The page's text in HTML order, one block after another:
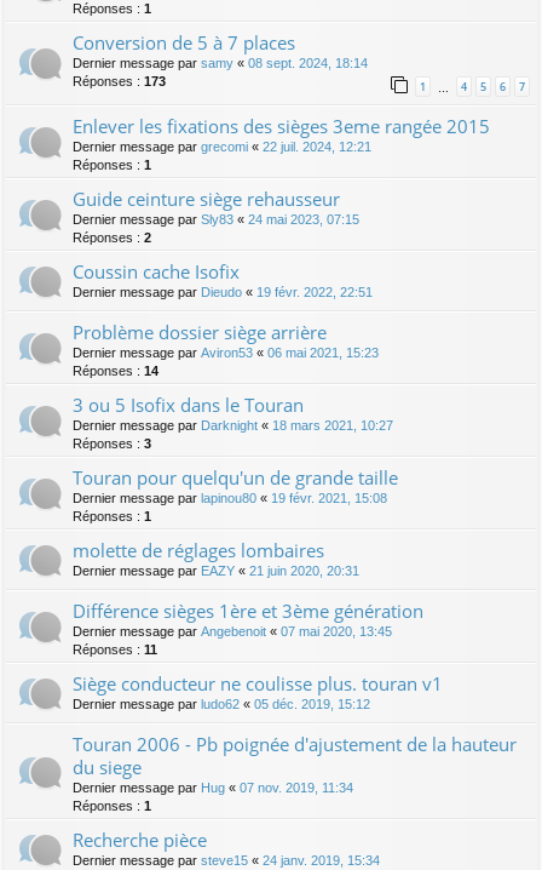
Réponses : 1
Conversion de 5 à 7 places
Dernier message par samy « 08 sept. 2024, 18:14
Réponses : 173 1 … 4 5 6 7
Enlever les fixations des sièges 3eme rangée 2015
Dernier message par grecomi « 22 juil. 2024, 12:21
Réponses : 1
Guide ceinture siège rehausseur
Dernier message par Sly83 « 24 mai 2023, 07:15
Réponses : 2
Coussin cache Isofix
Dernier message par Dieudo « 19 févr. 2022, 22:51
Problème dossier siège arrière
Dernier message par Aviron53 « 06 mai 2021, 15:23
Réponses : 14
3 ou 5 Isofix dans le Touran
Dernier message par Darknight « 18 mars 2021, 10:27
Réponses : 3
Touran pour quelqu'un de grande taille
Dernier message par lapinou80 « 19 févr. 2021, 15:08
Réponses : 1
molette de réglages lombaires
Dernier message par EAZY « 21 juin 2020, 20:31
Différence sièges 1ère et 3ème génération
Dernier message par Angebenoit « 07 mai 2020, 13:45
Réponses : 11
Siège conducteur ne coulisse plus. touran v1
Dernier message par ludo62 « 05 déc. 2019, 15:12
Touran 2006 - Pb poignée d'ajustement de la hauteur
du siege
Dernier message par Hug « 07 nov. 2019, 11:34
Réponses : 1
Recherche pièce
Dernier message par steve15 « 24 janv. 2019, 15:34